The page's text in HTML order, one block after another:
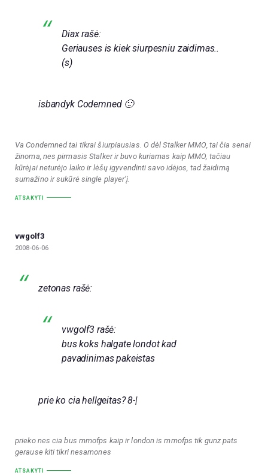
Diax rašė:
Geriauses is kiek siurpesniu zaidimas..
(s)
isbandyk Codemned 🙂
Va Condemned tai tikrai šiurpiausias. O dėl Stalker MMO, tai čia senai
žinoma, nes pirmasis Stalker ir buvo kuriamas kaip MMO, tačiau
kūrėjai neturėjo laiko ir lėšų igyvendinti savo idėjos, tad žaidimą
sumažino ir sukūrė single player’į.
ATSAKYTI
vwgolf3
2008-06-06
zetonas rašė:
vwgolf3 rašė:
bus koks halgate londot kad
pavadinimas pakeistas
prie ko cia hellgeitas? 8-|
prieko nes cia bus mmofps kaip ir london is mmofps tik gunz pats
gerause kiti tikri nesamones
ATSAKYTI